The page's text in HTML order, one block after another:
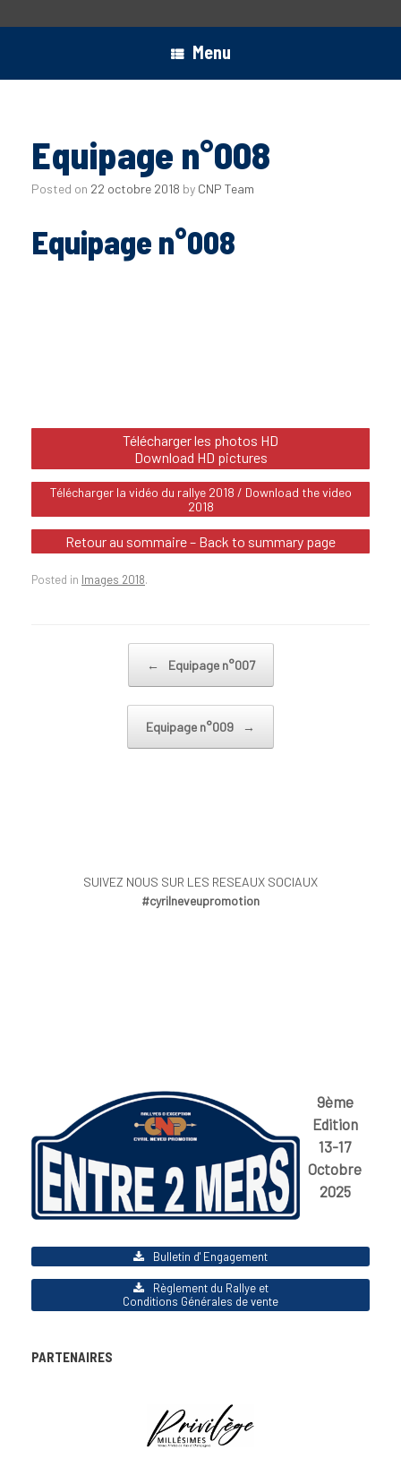
Menu
Equipage n°008
Posted on 22 octobre 2018 by CNP Team
Equipage n°008
Télécharger les photos HD
Download HD pictures
Télécharger la vidéo du rallye 2018 / Download the video
2018
Retour au sommaire – Back to summary page
Posted in Images 2018.
← Equipage n°007
Equipage n°009 →
SUIVEZ NOUS SUR LES RESEAUX SOCIAUX
#cyrilneveupromotion
9ème
Edition
13-17
Octobre
2025
Bulletin d' Engagement
Règlement du Rallye et
Conditions Générales de vente
PARTENAIRES